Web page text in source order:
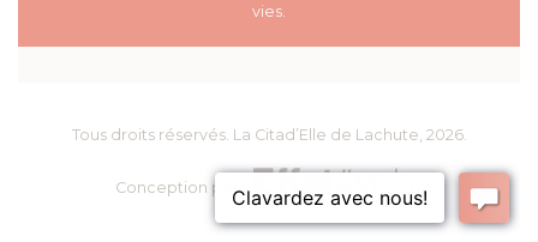
vies.
Tous droits réservés. La Citad’Elle de Lachute , 2026.
Conception par